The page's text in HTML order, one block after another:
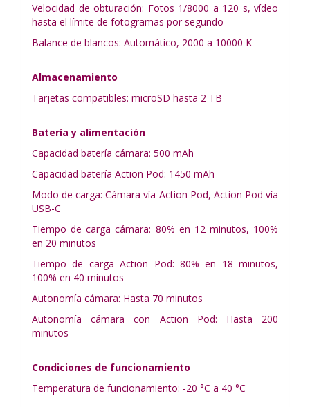
Velocidad de obturación: Fotos 1/8000 a 120 s, vídeo
hasta el límite de fotogramas por segundo
Balance de blancos: Automático, 2000 a 10000 K
Almacenamiento
Tarjetas compatibles: microSD hasta 2 TB
Batería y alimentación
Capacidad batería cámara: 500 mAh
Capacidad batería Action Pod: 1450 mAh
Modo de carga: Cámara vía Action Pod, Action Pod vía
USB-C
Tiempo de carga cámara: 80% en 12 minutos, 100%
en 20 minutos
Tiempo de carga Action Pod: 80% en 18 minutos,
100% en 40 minutos
Autonomía cámara: Hasta 70 minutos
Autonomía cámara con Action Pod: Hasta 200
minutos
Condiciones de funcionamiento
Temperatura de funcionamiento: -20 °C a 40 °C